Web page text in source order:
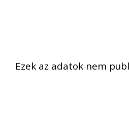
Ezek az adatok nem